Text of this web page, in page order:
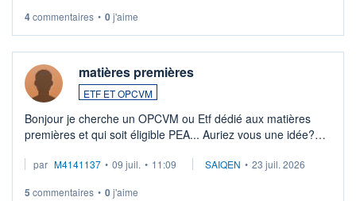
4commentaires • 0j'aime
matières premières
ETF ET OPCVM
Bonjour je cherche un OPCVM ou Etf dédié aux matières
premières et qui soit éligible PEA... Auriez vous une idée?
par M4141137 • 09 juil. • 11:09 SAIQEN • 23 juil. 2026
5 commentaires • 0j'aime